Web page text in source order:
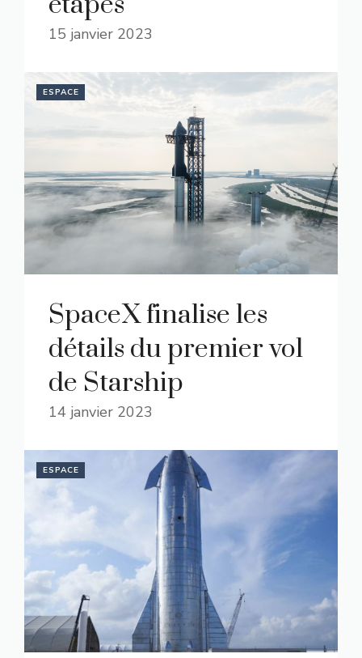
15 janvier 2023
ESPACE
SpaceX finalise les
détails du premier vol
de Starship
14 janvier 2023
ESPACE